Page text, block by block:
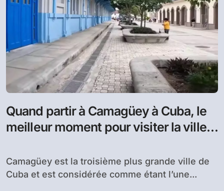
Quand partir à Camagüey à Cuba, le
meilleur moment pour visiter la ville
Camagüey est la troisième plus grande ville de
Cuba et est considérée comme étant l’une...